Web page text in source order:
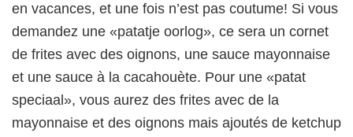
en vacances, et une fois n’est pas coutume! Si vous
demandez une «patatje oorlog», ce sera un cornet
de frites avec des oignons, une sauce mayonnaise
et une sauce à la cacahouète. Pour une «patat
speciaal», vous aurez des frites avec de la
mayonnaise et des oignons mais ajoutés de ketchup